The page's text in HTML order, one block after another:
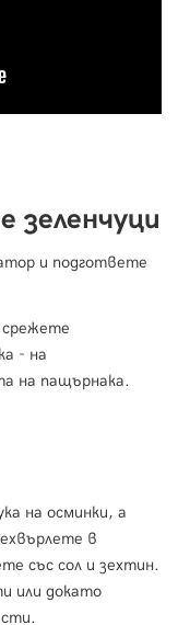
зеленчуци
и подгответе
- на
на пащърнака.
на осминки, а
в
със сол и зехтин.
или докато